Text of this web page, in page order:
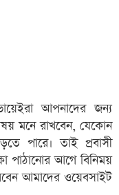
আপনাদের জন্য
মনে রাখবেন, যেকোন
পারে। তাই প্রবাসী
পাঠানোর আগে বিনিময়
আমাদের ওয়েবসাইট